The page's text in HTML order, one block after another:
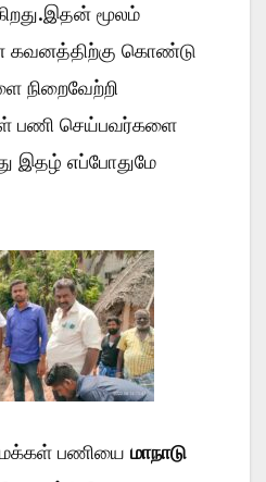
மூலம்
கவனத்திற்கு கொண்டு
நிறைவேற்றி
பணி செய்பவர்களை
இதழ் எப்போதுமே
பணியை மாநாடு